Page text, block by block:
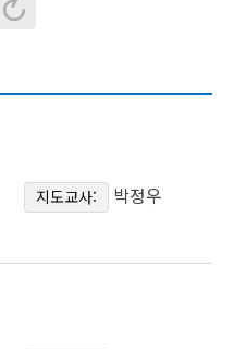
지도교사: 박정우